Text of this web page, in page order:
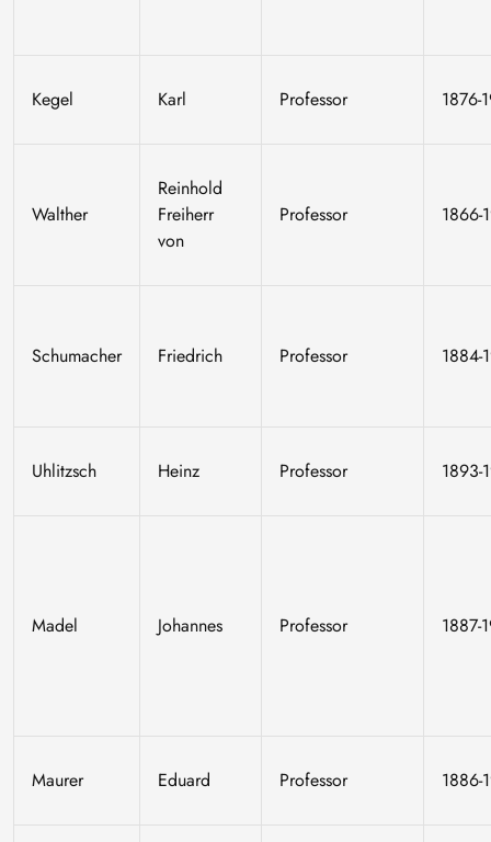
Kegel Karl Professor 1876-
Walther
Reinhold
Freiherr
von
Professor 1866-
Schumacher Friedrich Professor 1884-
Uhlitzsch Heinz Professor 1893-
Madel Johannes Professor 1887-
Maurer Eduard Professor 1886-